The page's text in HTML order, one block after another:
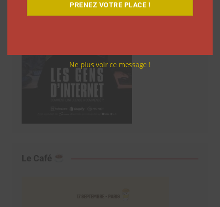
Le Café
PRENEZ VOTRE PLACE !
Ne plus voir ce message !